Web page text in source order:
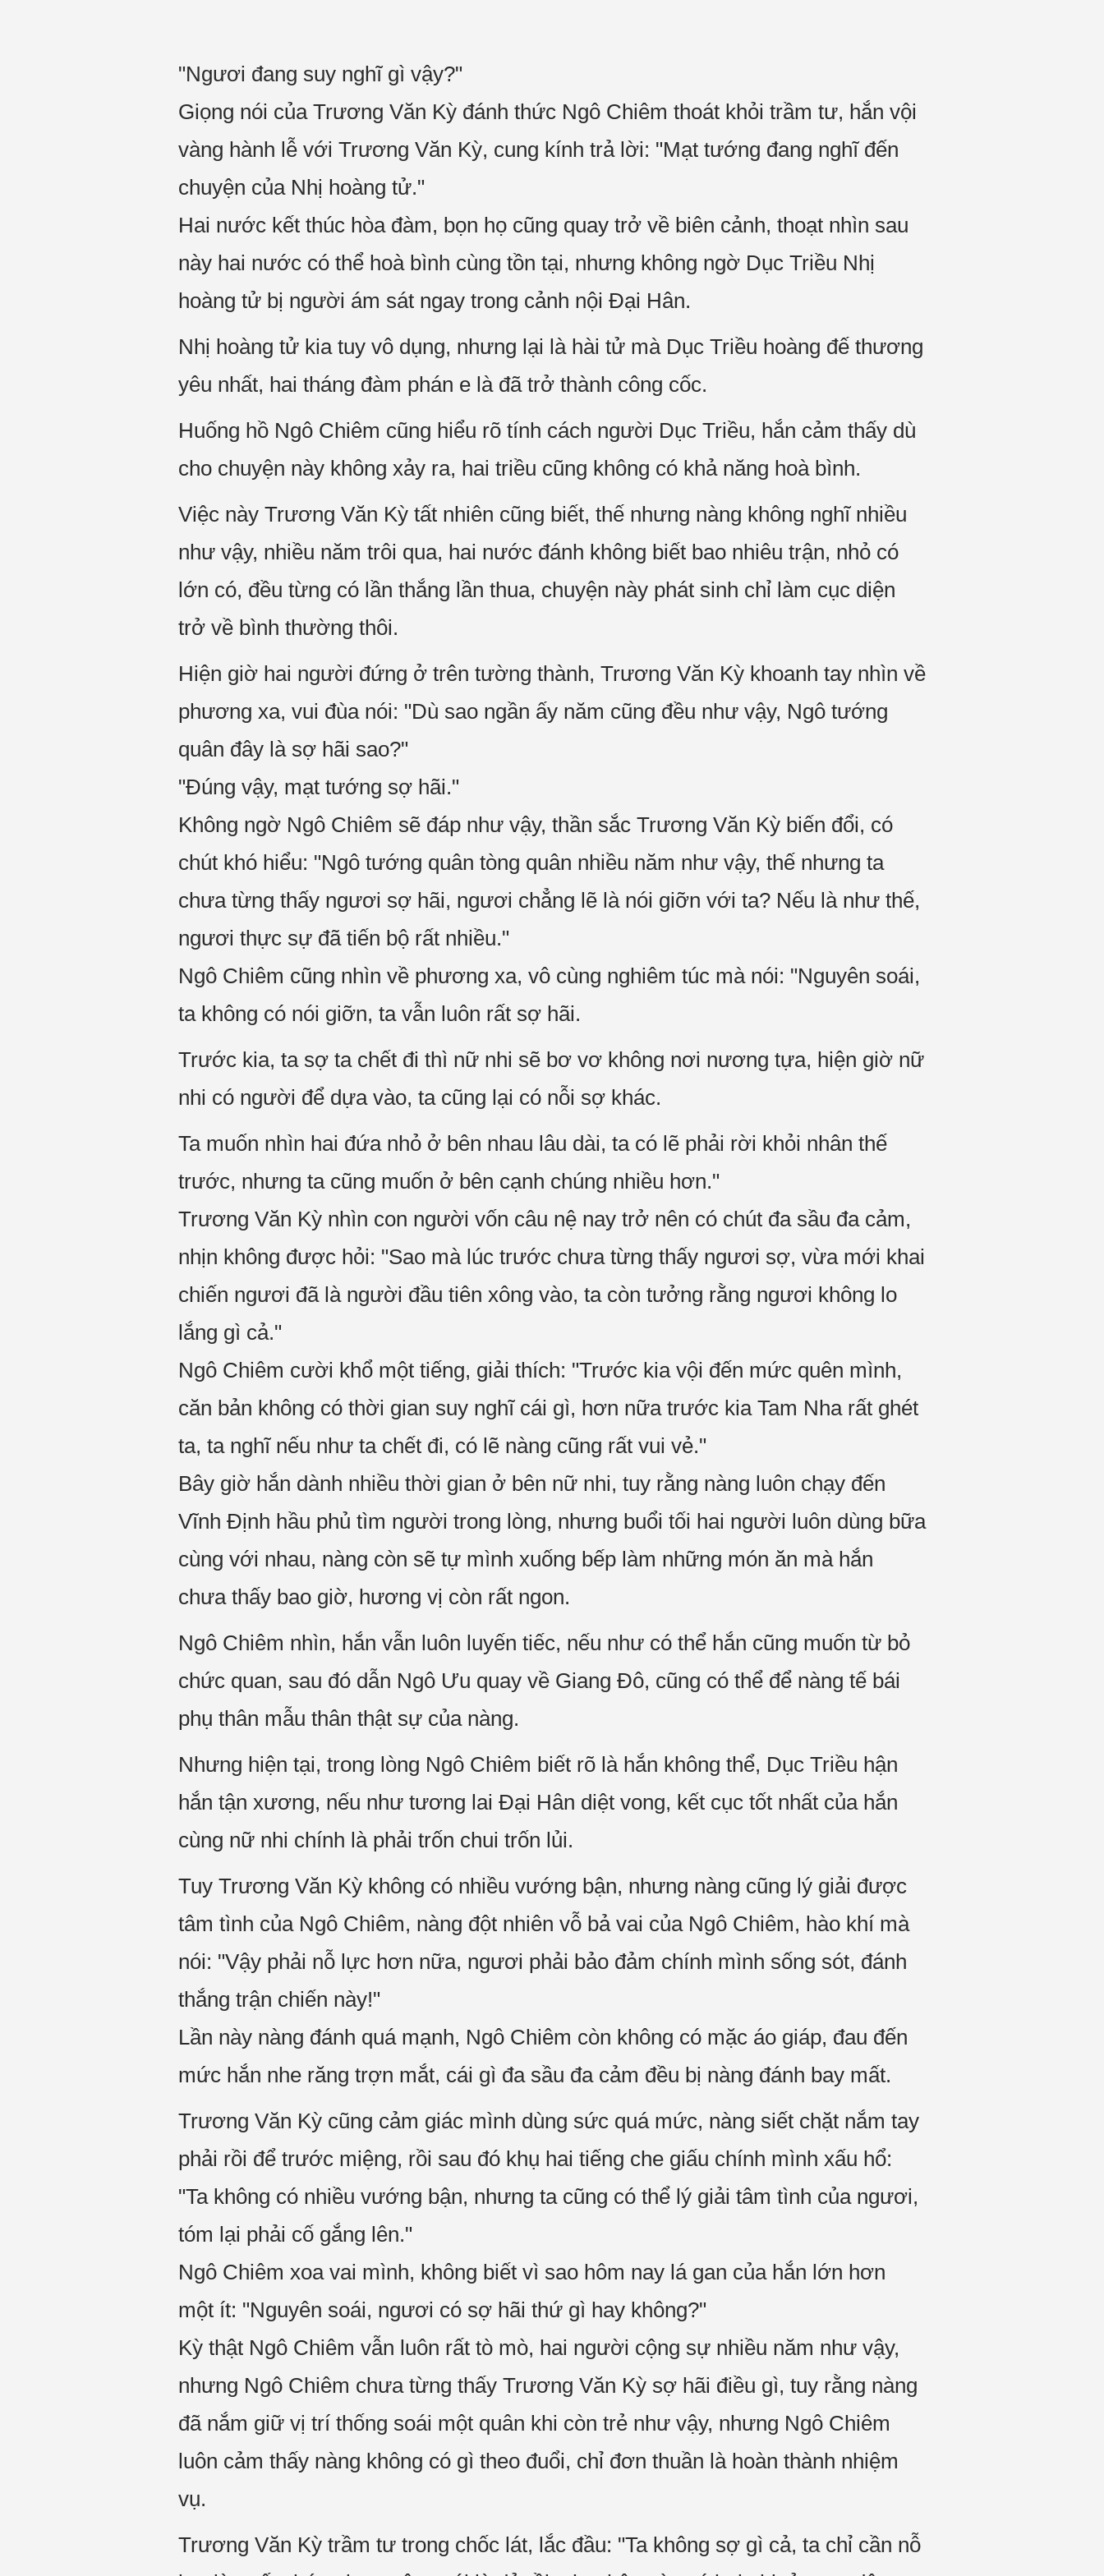
"Ngươi đang suy nghĩ gì vậy?"
Giọng nói của Trương Văn Kỳ đánh thức Ngô Chiêm thoát khỏi trầm tư, hắn vội
vàng hành lễ với Trương Văn Kỳ, cung kính trả lời: "Mạt tướng đang nghĩ đến
chuyện của Nhị hoàng tử."
Hai nước kết thúc hòa đàm, bọn họ cũng quay trở về biên cảnh, thoạt nhìn sau
này hai nước có thể hoà bình cùng tồn tại, nhưng không ngờ Dục Triều Nhị
hoàng tử bị người ám sát ngay trong cảnh nội Đại Hân.
Nhị hoàng tử kia tuy vô dụng, nhưng lại là hài tử mà Dục Triều hoàng đế thương
yêu nhất, hai tháng đàm phán e là đã trở thành công cốc.
Huống hồ Ngô Chiêm cũng hiểu rõ tính cách người Dục Triều, hắn cảm thấy dù
cho chuyện này không xảy ra, hai triều cũng không có khả năng hoà bình.
Việc này Trương Văn Kỳ tất nhiên cũng biết, thế nhưng nàng không nghĩ nhiều
như vậy, nhiều năm trôi qua, hai nước đánh không biết bao nhiêu trận, nhỏ có
lớn có, đều từng có lần thắng lần thua, chuyện này phát sinh chỉ làm cục diện
trở về bình thường thôi.
Hiện giờ hai người đứng ở trên tường thành, Trương Văn Kỳ khoanh tay nhìn về
phương xa, vui đùa nói: "Dù sao ngần ấy năm cũng đều như vậy, Ngô tướng
quân đây là sợ hãi sao?"
"Đúng vậy, mạt tướng sợ hãi."
Không ngờ Ngô Chiêm sẽ đáp như vậy, thần sắc Trương Văn Kỳ biến đổi, có
chút khó hiểu: "Ngô tướng quân tòng quân nhiều năm như vậy, thế nhưng ta
chưa từng thấy ngươi sợ hãi, ngươi chẳng lẽ là nói giỡn với ta? Nếu là như thế,
ngươi thực sự đã tiến bộ rất nhiều."
Ngô Chiêm cũng nhìn về phương xa, vô cùng nghiêm túc mà nói: "Nguyên soái,
ta không có nói giỡn, ta vẫn luôn rất sợ hãi.
Trước kia, ta sợ ta chết đi thì nữ nhi sẽ bơ vơ không nơi nương tựa, hiện giờ nữ
nhi có người để dựa vào, ta cũng lại có nỗi sợ khác.
Ta muốn nhìn hai đứa nhỏ ở bên nhau lâu dài, ta có lẽ phải rời khỏi nhân thế
trước, nhưng ta cũng muốn ở bên cạnh chúng nhiều hơn."
Trương Văn Kỳ nhìn con người vốn câu nệ nay trở nên có chút đa sầu đa cảm,
nhịn không được hỏi: "Sao mà lúc trước chưa từng thấy ngươi sợ, vừa mới khai
chiến ngươi đã là người đầu tiên xông vào, ta còn tưởng rằng ngươi không lo
lắng gì cả."
Ngô Chiêm cười khổ một tiếng, giải thích: "Trước kia vội đến mức quên mình,
căn bản không có thời gian suy nghĩ cái gì, hơn nữa trước kia Tam Nha rất ghét
ta, ta nghĩ nếu như ta chết đi, có lẽ nàng cũng rất vui vẻ."
Bây giờ hắn dành nhiều thời gian ở bên nữ nhi, tuy rằng nàng luôn chạy đến
Vĩnh Định hầu phủ tìm người trong lòng, nhưng buổi tối hai người luôn dùng bữa
cùng với nhau, nàng còn sẽ tự mình xuống bếp làm những món ăn mà hắn
chưa thấy bao giờ, hương vị còn rất ngon.
Ngô Chiêm nhìn, hắn vẫn luôn luyến tiếc, nếu như có thể hắn cũng muốn từ bỏ
chức quan, sau đó dẫn Ngô Ưu quay về Giang Đô, cũng có thể để nàng tế bái
phụ thân mẫu thân thật sự của nàng.
Nhưng hiện tại, trong lòng Ngô Chiêm biết rõ là hắn không thể, Dục Triều hận
hắn tận xương, nếu như tương lai Đại Hân diệt vong, kết cục tốt nhất của hắn
cùng nữ nhi chính là phải trốn chui trốn lủi.
Tuy Trương Văn Kỳ không có nhiều vướng bận, nhưng nàng cũng lý giải được
tâm tình của Ngô Chiêm, nàng đột nhiên vỗ bả vai của Ngô Chiêm, hào khí mà
nói: "Vậy phải nỗ lực hơn nữa, ngươi phải bảo đảm chính mình sống sót, đánh
thắng trận chiến này!"
Lần này nàng đánh quá mạnh, Ngô Chiêm còn không có mặc áo giáp, đau đến
mức hắn nhe răng trợn mắt, cái gì đa sầu đa cảm đều bị nàng đánh bay mất.
Trương Văn Kỳ cũng cảm giác mình dùng sức quá mức, nàng siết chặt nắm tay
phải rồi để trước miệng, rồi sau đó khụ hai tiếng che giấu chính mình xấu hổ:
"Ta không có nhiều vướng bận, nhưng ta cũng có thể lý giải tâm tình của ngươi,
tóm lại phải cố gắng lên."
Ngô Chiêm xoa vai mình, không biết vì sao hôm nay lá gan của hắn lớn hơn
một ít: "Nguyên soái, ngươi có sợ hãi thứ gì hay không?"
Kỳ thật Ngô Chiêm vẫn luôn rất tò mò, hai người cộng sự nhiều năm như vậy,
nhưng Ngô Chiêm chưa từng thấy Trương Văn Kỳ sợ hãi điều gì, tuy rằng nàng
đã nắm giữ vị trí thống soái một quân khi còn trẻ như vậy, nhưng Ngô Chiêm
luôn cảm thấy nàng không có gì theo đuổi, chỉ đơn thuần là hoàn thành nhiệm
vụ.
Trương Văn Kỳ trầm tư trong chốc lát, lắc đầu: "Ta không sợ gì cả, ta chỉ cần nỗ